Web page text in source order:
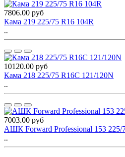
7806.00 руб
Кама 219 225/75 R16 104R
..
10120.00 руб
Кама 218 225/75 R16C 121/120N
..
7003.00 руб
АШК Forward Professional 153 225/
..